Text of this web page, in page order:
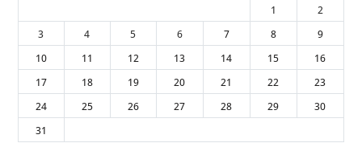
1
2
3
4 5 6 7 8
9
10
11 12 13 14 15
16
17
18 19 20 21 22
23
24
25 26 27 28 29
30
31